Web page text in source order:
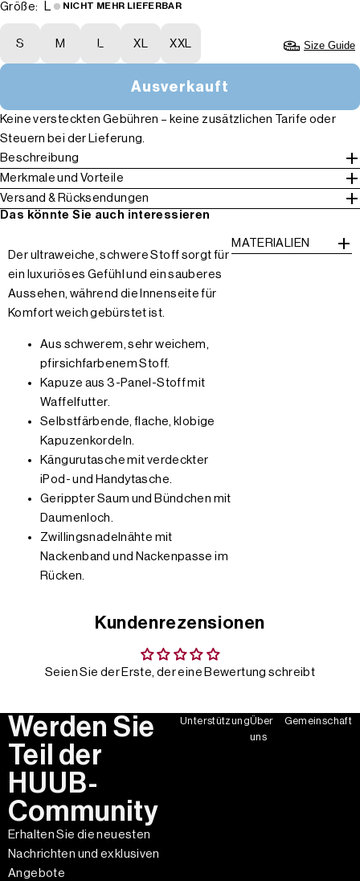
Größe: L NICHT MEHR LIEFERBAR
S M L XL XXL Size Guide
Ausverkauft
Keine versteckten Gebühren – keine zusätzlichen Tarife oder
Steuern bei der Lieferung.
Beschreibung
Merkmale und Vorteile
Versand & Rücksendungen
Das könnte Sie auch interessieren
Der ultraweiche, schwere Stoff sorgt für
ein luxuriöses Gefühl und ein sauberes
Aussehen, während die Innenseite für
Komfort weich gebürstet ist.
Aus schwerem, sehr weichem,
pfirsichfarbenem Stoff.
Kapuze aus 3-Panel-Stoff mit
Waffelfutter.
Selbstfärbende, flache, klobige
Kapuzenkordeln.
Kängurutasche mit verdeckter
iPod- und Handytasche.
Gerippter Saum und Bündchen mit
Daumenloch.
Zwillingsnadelnähte mit
Nackenband und Nackenpasse im
Rücken.
MATERIALIEN
Kundenrezensionen
Seien Sie der Erste, der eine Bewertung schreibt
Werden Sie
Teil der
HUUB-
Community
Erhalten Sie die neuesten
Nachrichten und exklusiven
Angebote
UnterstützungÜber
uns
Gemeinschaft